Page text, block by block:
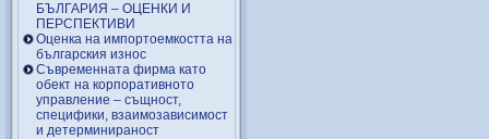
БЪЛГАРИЯ – OЦЕНКИ И
ПЕРСПЕКТИВИ
Оценка на импортоемкостта на
българския износ
Съвременната фирма като
обект на корпоративното
управление – същност,
специфики, взаимозависимост
и детерминираност